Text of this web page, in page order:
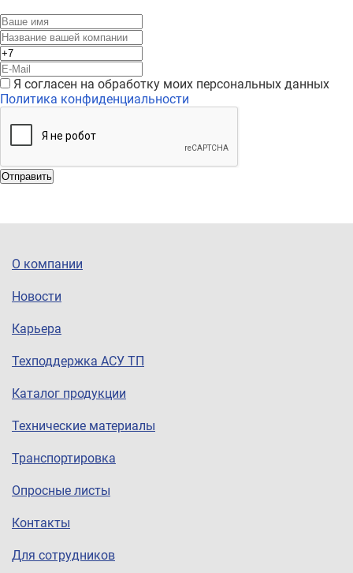
Я согласен на обработку моих персональных данных
Политика конфиденциальности
Отправить
О компании
Новости
Карьера
Техподдержка АСУ ТП
Каталог продукции
Технические материалы
Транспортировка
Опросные листы
Контакты
Для сотрудников